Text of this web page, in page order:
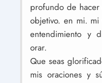
profundo de hacer
objetivo. en mi.
entendimiento y
orar.
Que seas
mis oraciones y